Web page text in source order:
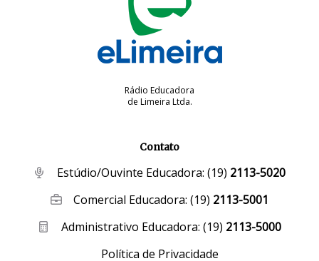
Rádio Educadora
de Limeira Ltda.
Contato
Estúdio/Ouvinte Educadora: (19) 2113-5020
Comercial Educadora:(19) 2113-5001
Administrativo Educadora: (19) 2113-5000
Política de Privacidade